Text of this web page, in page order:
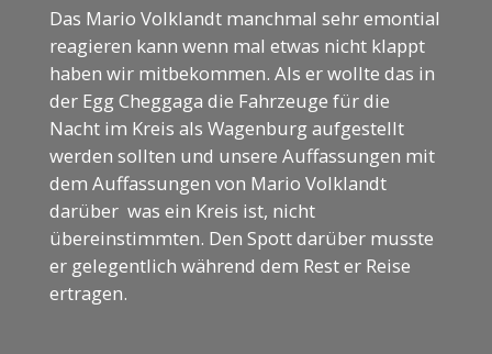
Das Mario Volklandt manchmal sehr emontial
reagieren kann wenn mal etwas nicht klappt
haben wir mitbekommen. Als er wollte das in
der Egg Cheggaga die Fahrzeuge für die
Nacht im Kreis als Wagenburg aufgestellt
werden sollten und unsere Auffassungen mit
dem Auffassungen von Mario Volklandt
darüber was ein Kreis ist, nicht
übereinstimmten. Den Spott darüber musste
er gelegentlich während dem Rest er Reise
ertragen.